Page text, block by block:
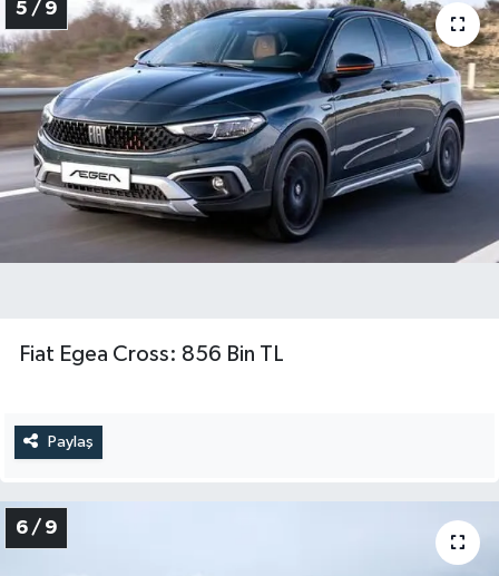
5 / 9
Fiat Egea Cross: 856 Bin TL
Paylaş
6 / 9